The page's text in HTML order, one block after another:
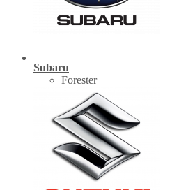
Subaru
Forester